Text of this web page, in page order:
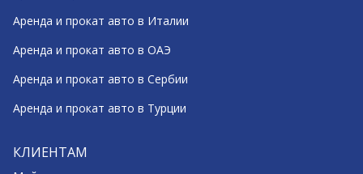
Аренда и прокат авто в Италии
Аренда и прокат авто в ОАЭ
Аренда и прокат авто в Сербии
Аренда и прокат авто в Турции
КЛИЕНТАМ